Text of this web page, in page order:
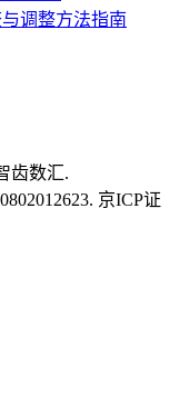
调整方法指南
齿数汇.
京ICP证